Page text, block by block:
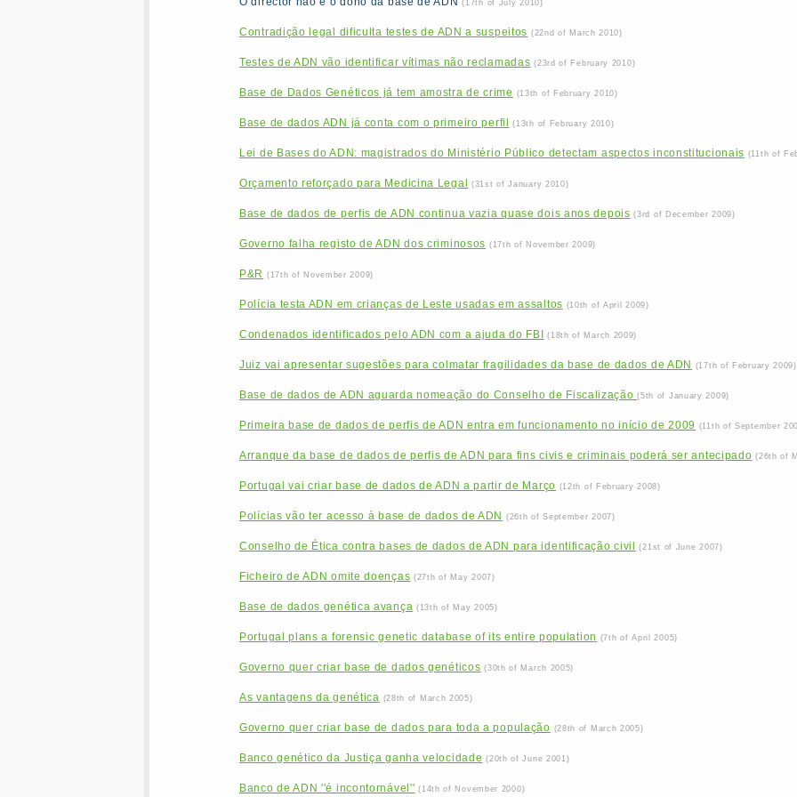
(17th of July 2010)
Contradição legal dificulta testes de ADN a suspeitos (22nd of March 2010)
Testes de ADN vão identificar vítimas não reclamadas (23rd of February 2010)
Base de Dados Genéticos já tem amostra de crime (13th of February 2010)
Base de dados ADN já conta com o primeiro perfil (13th of February 2010)
Lei de Bases do ADN: magistrados do Ministério Público detectam aspectos inconstitucionais (11th of
Orçamento reforçado para Medicina Legal (31st of January 2010)
Base de dados de perfis de ADN continua vazia quase dois anos depois (3rd of December 2009)
Governo falha registo de ADN dos criminosos (17th of November 2009)
P&R (17th of November 2009)
Polícia testa ADN em crianças de Leste usadas em assaltos (10th of April 2009)
Condenados identificados pelo ADN com a ajuda do FBI (18th of March 2009)
Juiz vai apresentar sugestões para colmatar fragilidades da base de dados de ADN (17th of February 2009)
Base de dados de ADN aguarda nomeação do Conselho de Fiscalização(5th of January 2009)
Primeira base de dados de perfis de ADN entra em funcionamento no início de 2009 (11th of September
Arranque da base de dados de perfis de ADN para fins civis e criminais poderá ser antecipado (26th of
Portugal vai criar base de dados de ADN a partir de Março (12th of February 2008)
Polícias vão ter acesso à base de dados de ADN (26th of September 2007)
Conselho de Ética contra bases de dados de ADN para identificação civil (21st of June 2007)
Ficheiro de ADN omite doenças (27th of May 2007)
Base de dados genética avança (13th of May 2005)
Portugal plans a forensic genetic database of its entire population (7th of April 2005)
Governo quer criar base de dados genéticos (30th of March 2005)
As vantagens da genética (28th of March 2005)
Governo quer criar base de dados para toda a população (28th of March 2005)
Banco genético da Justiça ganha velocidade (20th of June 2001)
Banco de ADN ''é incontornável'' (14th of November 2000)